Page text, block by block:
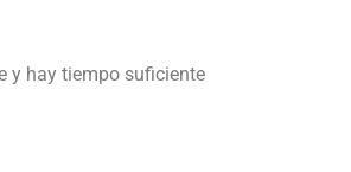
y hay tiempo suficiente